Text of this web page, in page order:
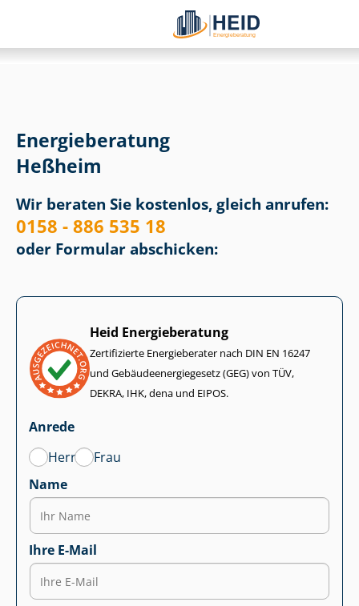
Energieberatung
Heßheim
Wir beraten Sie kostenlos, gleich anrufen:
0158 - 886 535 18
oder Formular abschicken:
Heid Energieberatung
Zertifizierte Energieberater nach DIN EN 16247
und Ge­bäu­de­en­er­gie­ge­setz (GEG) von TÜV,
DEKRA, IHK, dena und EIPOS.
Anrede
Herr
Frau
Name
Ihre E-Mail